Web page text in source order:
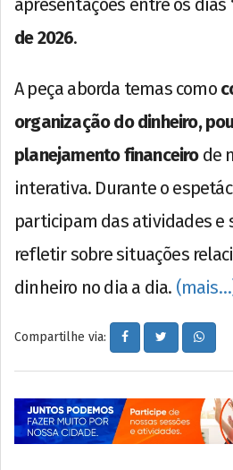
de 2026.
A peça aborda temas como
organização do dinheiro,
planejamento financeirode
interativa. Durante o
participam das atividades e
refletir sobre situações
dinheiro no dia a dia.
Compartilhe via: